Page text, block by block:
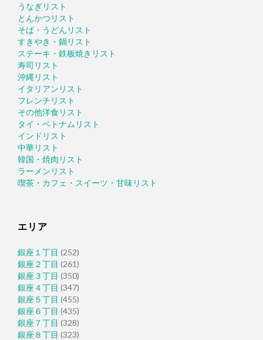
うなぎリスト
とんかつリスト
そば・うどんリスト
すきやき・鍋リスト
ステーキ・鉄板焼きリスト
寿司リスト
沖縄リスト
イタリアンリスト
フレンチリスト
その他洋食リスト
タイ・ベトナムリスト
インドリスト
中華リスト
韓国・焼肉リスト
ラーメンリスト
喫茶・カフェ・スイーツ・甘味リスト
エリア
銀座１丁目 (252)
銀座２丁目 (261)
銀座３丁目 (350)
銀座４丁目 (347)
銀座５丁目 (455)
銀座６丁目 (435)
銀座７丁目 (328)
銀座８丁目 (323)